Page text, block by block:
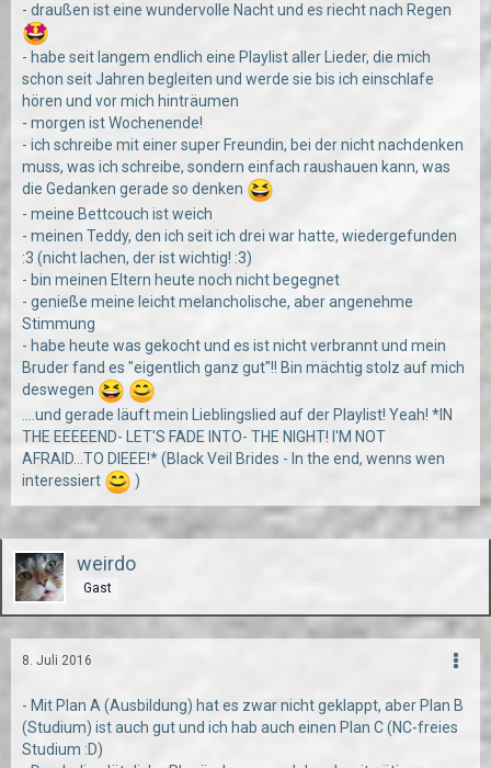
- draußen ist eine wundervolle Nacht und es riecht nach Regen
- habe seit langem endlich eine Playlist aller Lieder, die mich
schon seit Jahren begleiten und werde sie bis ich einschlafe
hören und vor mich hinträumen
- morgen ist Wochenende!
- ich schreibe mit einer super Freundin, bei der nicht nachdenken
muss, was ich schreibe, sondern einfach raushauen kann, was
die Gedanken gerade so denken
- meine Bettcouch ist weich
- meinen Teddy, den ich seit ich drei war hatte, wiedergefunden
:3 (nicht lachen, der ist wichtig! :3)
- bin meinen Eltern heute noch nicht begegnet
- genieße meine leicht melancholische, aber angenehme
Stimmung
- habe heute was gekocht und es ist nicht verbrannt und mein
Bruder fand es "eigentlich ganz gut"!! Bin mächtig stolz auf mich
deswegen
....und gerade läuft mein Lieblingslied auf der Playlist! Yeah! *IN
THE EEEEEND- LET'S FADE INTO- THE NIGHT! I'M NOT
AFRAID...TO DIEEE!* (Black Veil Brides - In the end, wenns wen
interessiert
)
weirdo
Gast
8. Juli 2016
- Mit Plan A (Ausbildung) hat es zwar nicht geklappt, aber Plan B
(Studium) ist auch gut und ich hab auch einen Plan C (NC-freies
Studium :D)